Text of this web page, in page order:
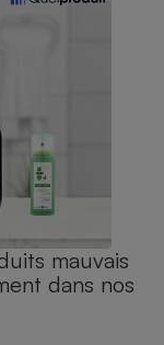
mauvais
dans nos